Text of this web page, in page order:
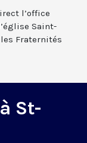
l’office
Saint-
Fraternités
St-